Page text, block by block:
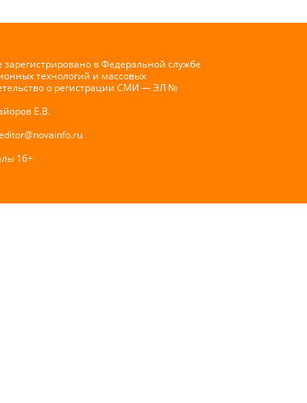
в Федеральной службе
технологий и массовых
о регистрации СМИ — ЭЛ №
Е.В.
16+